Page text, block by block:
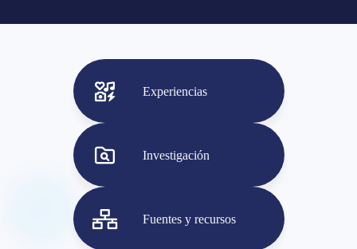
Experiencias
Investigación
Fuentes y recursos